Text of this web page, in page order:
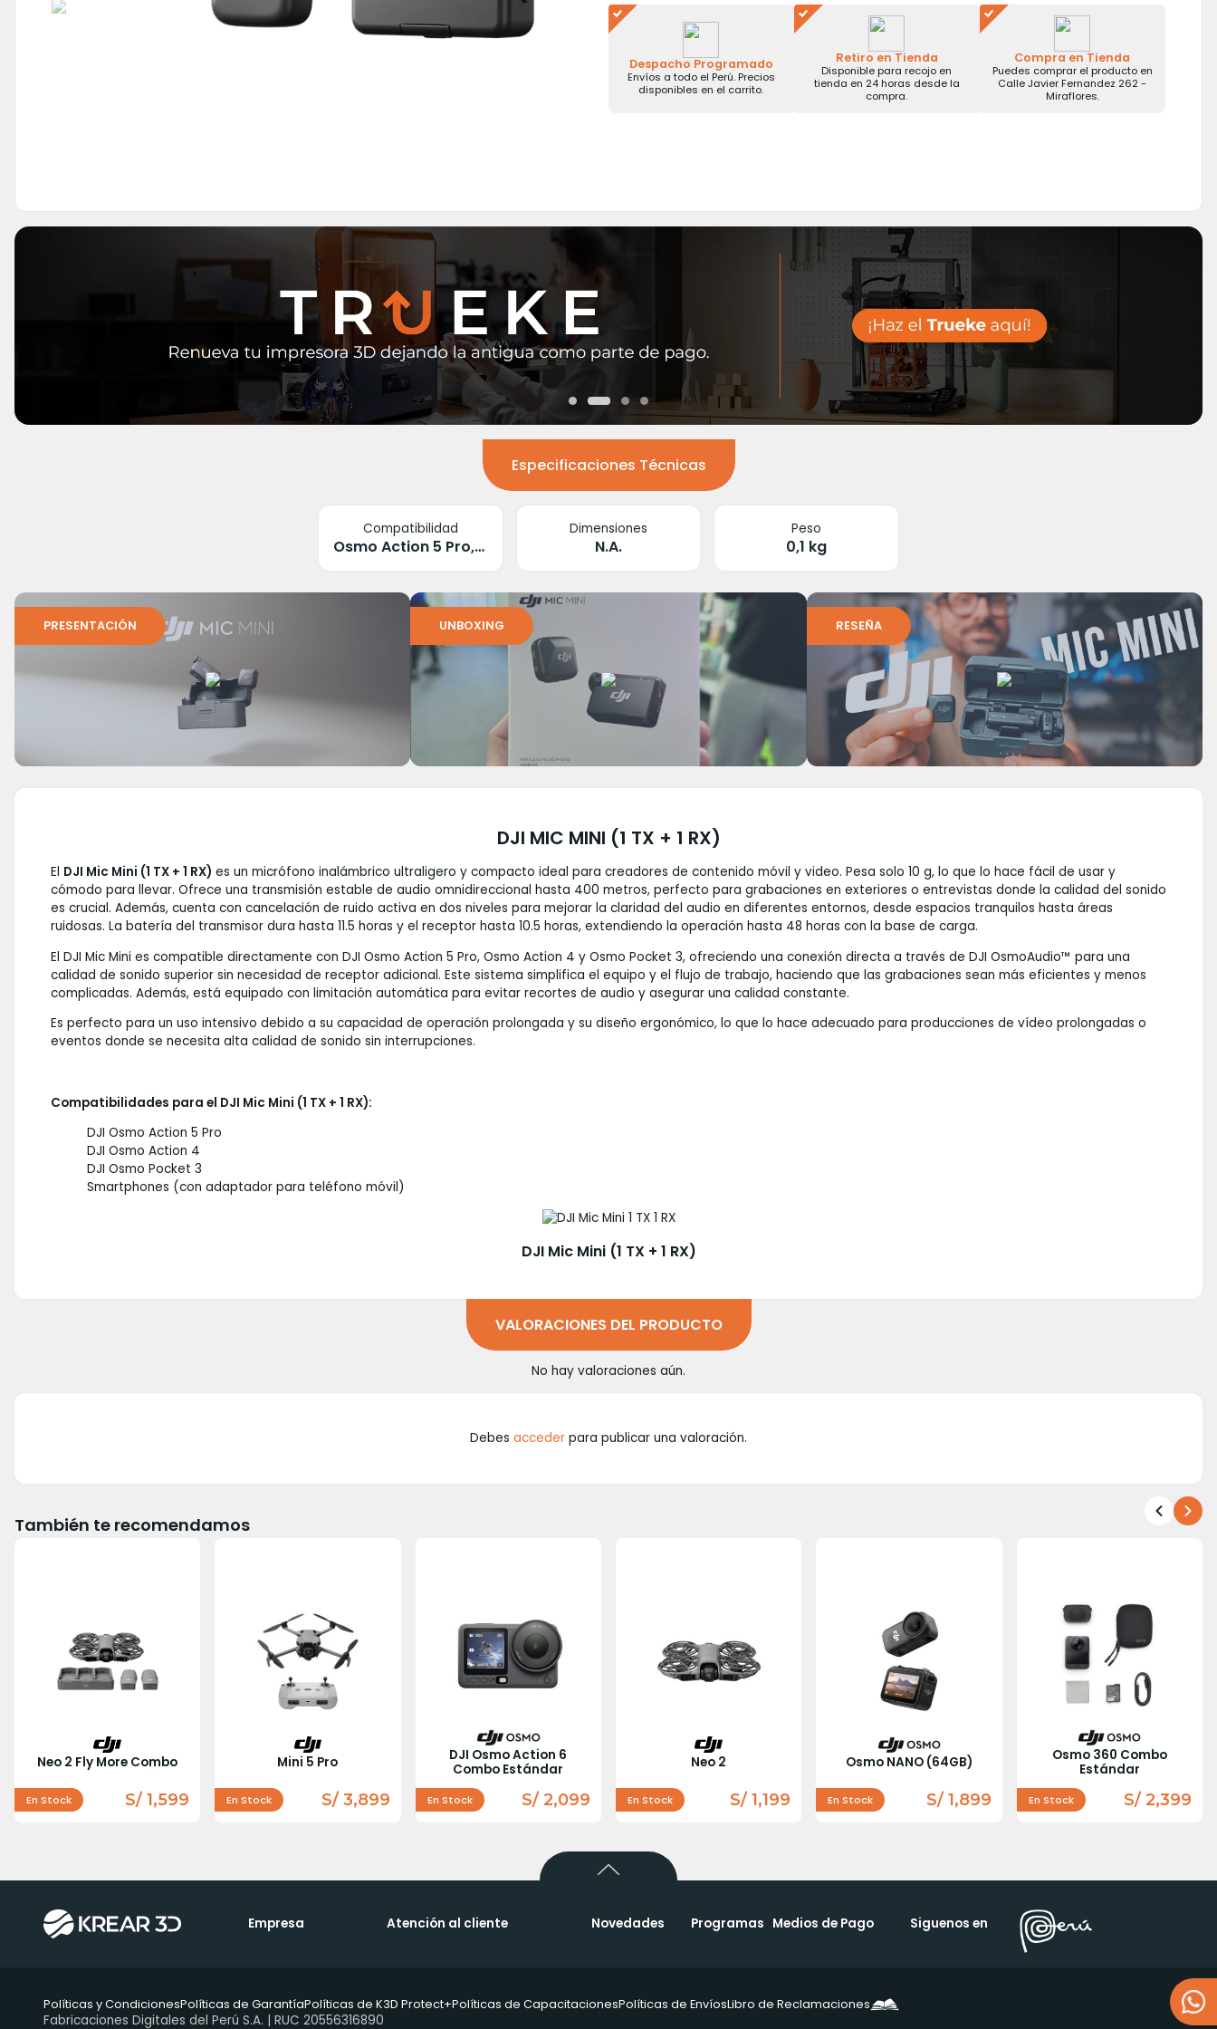
Despacho Programado
Envíos a todo el Perú. Precios
disponibles en el carrito.
Retiro en Tienda
Disponible para recojo en
tienda en 24 horas desde la
compra.
Compra en Tienda
Puedes comprar el producto en
Calle Javier Fernandez 262 -
Miraflores.
Especificaciones Técnicas
Compatibilidad
Osmo Action 5 Pro, Osmo Pocket 3
Dimensiones
N.A.
Peso
0,1 kg
PRESENTACIÓN UNBOXING RESEÑA
DJI MIC MINI (1 TX + 1 RX)
El DJI Mic Mini (1 TX + 1 RX) es un micrófono inalámbrico ultraligero y compacto ideal para creadores de contenido móvil y video. Pesa solo 10 g, lo que lo hace fácil de usar y
cómodo para llevar. Ofrece una transmisión estable de audio omnidireccional hasta 400 metros, perfecto para grabaciones en exteriores o entrevistas donde la calidad del sonido
es crucial. Además, cuenta con cancelación de ruido activa en dos niveles para mejorar la claridad del audio en diferentes entornos, desde espacios tranquilos hasta áreas
ruidosas. La batería del transmisor dura hasta 11.5 horas y el receptor hasta 10.5 horas, extendiendo la operación hasta 48 horas con la base de carga.
El DJI Mic Mini es compatible directamente con DJI Osmo Action 5 Pro, Osmo Action 4 y Osmo Pocket 3, ofreciendo una conexión directa a través de DJI OsmoAudio™ para una
calidad de sonido superior sin necesidad de receptor adicional. Este sistema simplifica el equipo y el flujo de trabajo, haciendo que las grabaciones sean más eficientes y menos
complicadas. Además, está equipado con limitación automática para evitar recortes de audio y asegurar una calidad constante.
Es perfecto para un uso intensivo debido a su capacidad de operación prolongada y su diseño ergonómico, lo que lo hace adecuado para producciones de vídeo prolongadas o
eventos donde se necesita alta calidad de sonido sin interrupciones.
Compatibilidades para el DJI Mic Mini (1 TX + 1 RX):
DJI Osmo Action 5 Pro
DJI Osmo Action 4
DJI Osmo Pocket 3
Smartphones (con adaptador para teléfono móvil)
DJI Mic Mini (1 TX + 1 RX)
VALORACIONES DEL PRODUCTO
No hay valoraciones aún.
Debes acceder para publicar una valoración.
También te recomendamos
Neo 2 Fly More Combo
En Stock S/ 1,599
Mini 5 Pro
En Stock S/ 3,899
DJI Osmo Action 6
Combo Estándar
En Stock S/ 2,099
Neo 2
En Stock S/ 1,199
Osmo NANO (64GB)
En Stock S/ 1,899
Osmo 360 Combo
Estándar
En Stock S/ 2,399
Empresa Atención al cliente Novedades Programas Medios de Pago Siguenos en
Políticas y CondicionesPolíticas de GarantíaPolíticas de K3D Protect+Políticas de CapacitacionesPolíticas de EnvíosLibro de Reclamaciones
Fabricaciones Digitales del Perú S.A. | RUC 20556316890